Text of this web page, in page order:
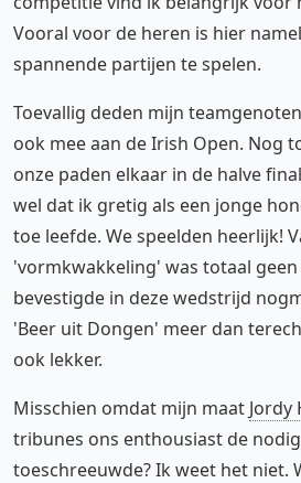
Vooral voor de heren is hier
spannende partijen te spelen.
Toevallig deden mijn
ook mee aan de Irish Open. Nog
onze paden elkaar in de halve
wel dat ik gretig als een jonge
toe leefde. We speelden heerlijk!
'vormkwakkeling' was totaal geen
bevestigde in deze wedstrijd
'Beer uit Dongen' meer dan
ook lekker.
Misschien omdat mijn maat Jordy
tribunes ons enthousiast de
toeschreeuwde? Ik weet het niet.